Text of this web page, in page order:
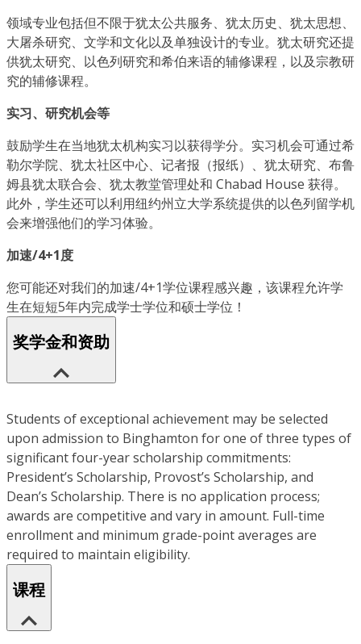
领域专业包括但不限于犹太公共服务、犹太历史、犹太思想、
大屠杀研究、文学和文化以及单独设计的专业。犹太研究还提
供犹太研究、以色列研究和希伯来语的辅修课程，以及宗教研
究的辅修课程。
实习、研究机会等
鼓励学生在当地犹太机构实习以获得学分。实习机会可通过希
勒尔学院、犹太社区中心、记者报（报纸）、犹太研究、布鲁
姆县犹太联合会、犹太教堂管理处和 Chabad House 获得。
此外，学生还可以利用纽约州立大学系统提供的以色列留学机
会来增强他们的学习体验。
加速/4+1度
您可能还对我们的加速/4+1学位课程感兴趣，该课程允许学
生在短短5年内完成学士学位和硕士学位！
奖学金和资助
Students of exceptional achievement may be selected
upon admission to Binghamton for one of three types of
significant four-year scholarship commitments:
President’s Scholarship, Provost’s Scholarship, and
Dean’s Scholarship. There is no application process;
awards are competitive and vary in amount. Full-time
enrollment and minimum grade-point averages are
required to maintain eligibility.
课程